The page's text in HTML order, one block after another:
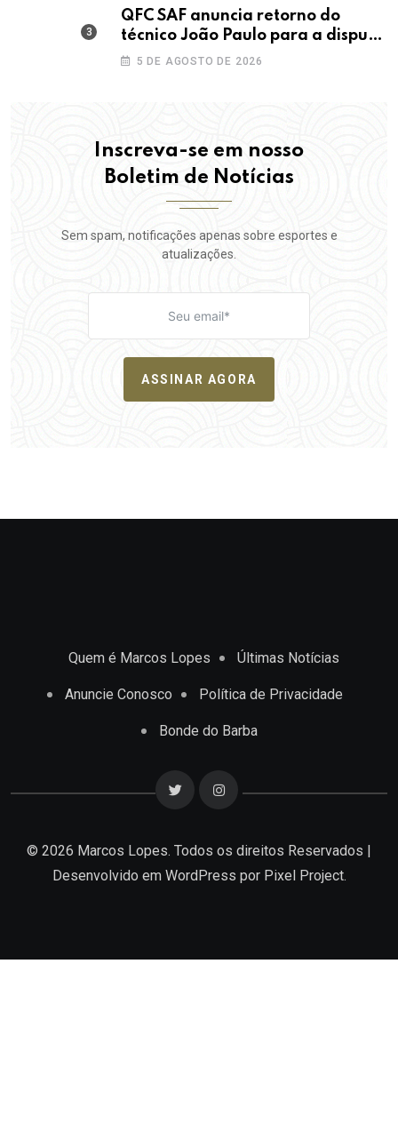
QFC SAF anuncia retorno do
técnico João Paulo para a disputa
da elite do Campeonato Potiguar
5 DE AGOSTO DE 2026
Inscreva-se em nosso
Boletim de Notícias
Sem spam, notificações apenas sobre esportes e
atualizações.
ASSINAR AGORA
Quem é Marcos Lopes Últimas Notícias
Anuncie Conosco Política de Privacidade
Bonde do Barba
© 2026 Marcos Lopes. Todos os direitos Reservados |
Desenvolvido em WordPress por Pixel Project.